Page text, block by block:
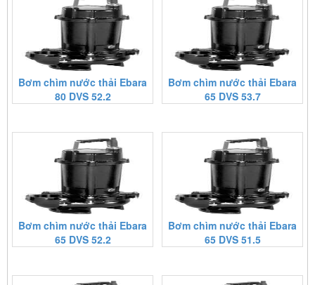
Bơm chìm nước thải Ebara
80 DVS 52.2
Bơm chìm nước thải Ebara
65 DVS 53.7
Bơm chìm nước thải Ebara
65 DVS 52.2
Bơm chìm nước thải Ebara
65 DVS 51.5